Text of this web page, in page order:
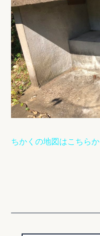
ちかくの地図はこちらか